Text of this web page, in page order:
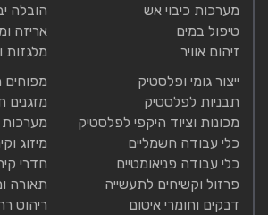
מערכות כיבוי אש
טיפול במים
זיהום אוויר
הובלה
אריזה
מלגזות
ייצור גומי ופלסטיק
תבניות לפלסטיק
מכונות וציוד היקפי לפלסטיק
כלי עבודה חשמליים
כלי עבודה פניאומטיים
פרזול וקשיחים לתעשייה
דבקים וחומרי איטום
מפוחים
מזגנים
מערכות
מיזוג
חדרי
תאורה
ריהוט